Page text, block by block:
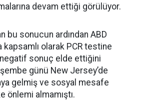
devam ettiği görülüyor.
bu sonucun ardından ABD
kapsamlı olarak PCR testine
sonuç elde ettiğini
günü New Jersey’de
gelmiş ve sosyal mesafe
önlemi almamıştı.